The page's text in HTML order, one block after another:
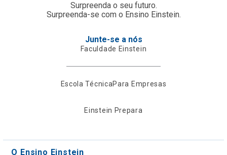
Surpreenda o seu futuro.
Surpreenda-se com o Ensino Einstein.
Junte-se a nós
Faculdade Einstein
Escola TécnicaPara Empresas
Einstein Prepara
O Ensino Einstein